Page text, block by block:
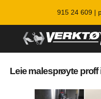
915 24 609 |
Leie malesprøyte proff